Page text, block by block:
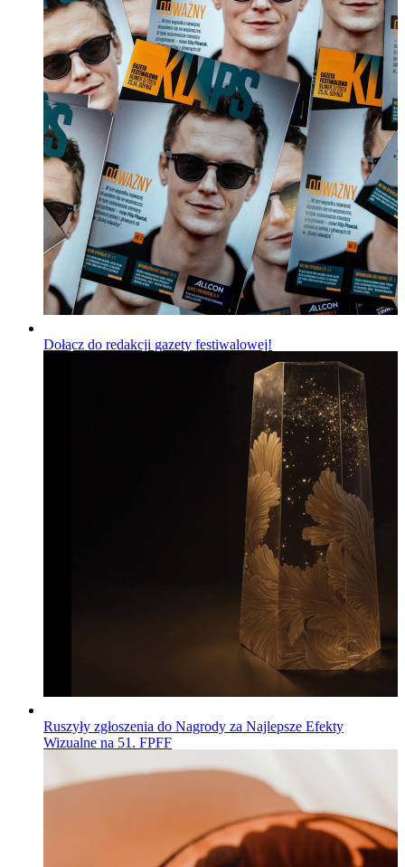
Dołącz do redakcji gazety festiwalowej!
Ruszyły zgłoszenia do Nagrody za Najlepsze Efekty
Wizualne na 51. FPFF